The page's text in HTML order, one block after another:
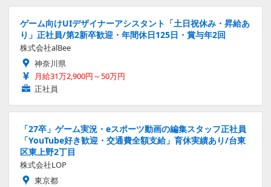
ゲーム向けUIデザイナーアシスタント「土日祝休み・昇給あ
り」正社員/第2新卒歓迎・年間休日125日・賞与年2回
株式会社alBee
神奈川県
月給31万2,900円～50万円
正社員
「27卒」ゲーム実況・eスポーツ動画の編集スタッフ正社員
「YouTube好き歓迎・交通費全額支給」育休実績あり/台東
区東上野2丁目
株式会社LOP
東京都